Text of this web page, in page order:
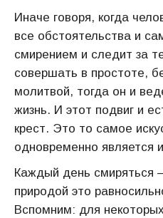
Иначе говоря, когда
все обстоятельства и
смирением и следит за
совершать в простоте,
молитвой, тогда он и
жизнь. И этот подвиг и
крест. Это то самое
одновременно является
Каждый день смиряться
природой это
Вспомним: для